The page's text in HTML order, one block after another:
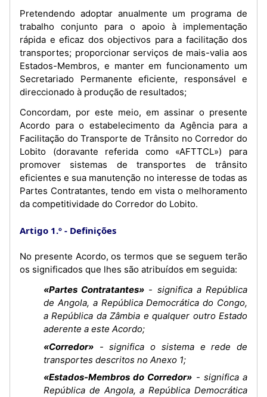
Pretendendo adoptar anualmente um programa de
trabalho conjunto para o apoio à implementação
rápida e eficaz dos objectivos para a facilitação dos
transportes; proporcionar serviços de mais-valia aos
Estados-Membros, e manter em funcionamento um
Secretariado Permanente eficiente, responsável e
direccionado à produção de resultados;
Concordam, por este meio, em assinar o presente
Acordo para o estabelecimento da Agência para a
Facilitação do Transporte de Trânsito no Corredor do
Lobito (doravante referida como «AFTTCL») para
promover sistemas de transportes de trânsito
eficientes e sua manutenção no interesse de todas as
Partes Contratantes, tendo em vista o melhoramento
da competitividade do Corredor do Lobito.
Artigo 1.º Definições
No presente Acordo, os termos que se seguem terão
os significados que lhes são atribuídos em seguida:
«Partes Contratantes» - significa a República
de Angola, a República Democrática do Congo,
a República da Zâmbia e qualquer outro Estado
aderente a este Acordo;
«Corredor» - significa o sistema e rede de
transportes descritos no Anexo 1;
«Estados-Membros do Corredor» - significa a
República de Angola, a República Democrática